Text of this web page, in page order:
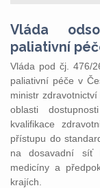
Vláda
paliativní
Vláda pod čj. 476/
paliativní péče v
ministr
oblasti
kvalifikace
přístupu do
na dosavadní síť
medicíny a
krajích.